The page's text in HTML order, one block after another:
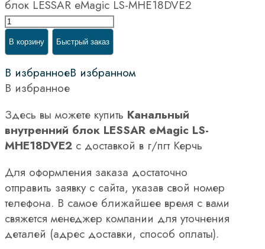
блок LESSAR eMagic LS-MHE18DVE2
В корзину Быстрый заказ
В избранноеВ избранном
В избранное
Здесь вы можете купить Канальный
внутренний блок LESSAR eMagic LS-
MHE18DVE2 с доставкой в г/пгт Керчь
Для оформления заказа достаточно
отправить заявку с сайта, указав свой номер
телефона. В самое ближайшее время с вами
свяжется менеджер компании для уточнения
деталей (адрес доставки, способ оплаты).